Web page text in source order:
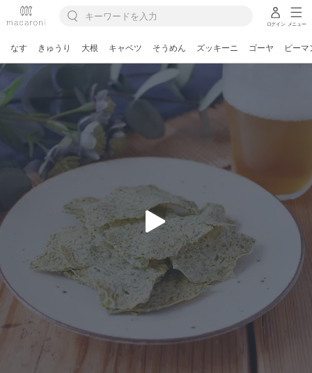
ログイン メニュー
なす きゅうり 大根 キャベツ そうめん ズッキーニ ゴーヤ ピーマ